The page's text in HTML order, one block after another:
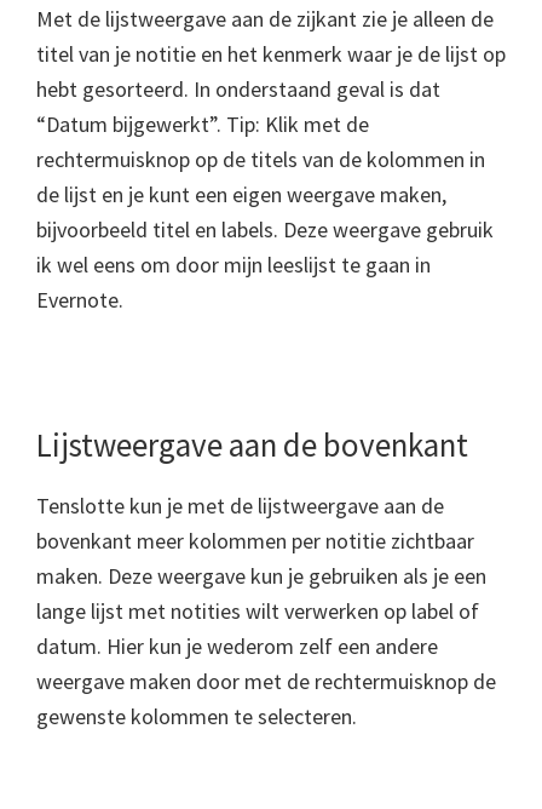
Met de lijstweergave aan de zijkant zie je alleen de
titel van je notitie en het kenmerk waar je de lijst op
hebt gesorteerd. In onderstaand geval is dat
“Datum bijgewerkt”. Tip: Klik met de
rechtermuisknop op de titels van de kolommen in
de lijst en je kunt een eigen weergave maken,
bijvoorbeeld titel en labels. Deze weergave gebruik
ik wel eens om door mijn leeslijst te gaan in
Evernote.
Lijstweergave aan de bovenkant
Tenslotte kun je met de lijstweergave aan de
bovenkant meer kolommen per notitie zichtbaar
maken. Deze weergave kun je gebruiken als je een
lange lijst met notities wilt verwerken op label of
datum. Hier kun je wederom zelf een andere
weergave maken door met de rechtermuisknop de
gewenste kolommen te selecteren.